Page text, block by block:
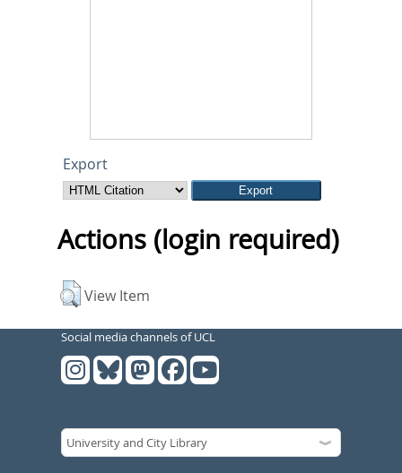
Export
Actions (login required)
View Item
Social media channels of UCL